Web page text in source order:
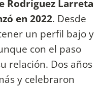
Rodríguez Larreta
en 2022. Desde
un perfil bajo y
con el paso
relación. Dos años
y celebraron